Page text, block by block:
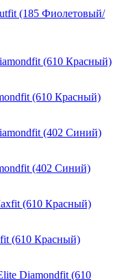
(185 Фиолетовый/
(610 Красный)
(402 Синий)
(610 Красный)